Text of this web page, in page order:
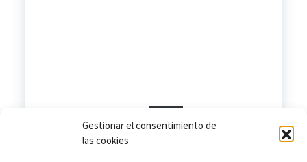
Gestionar el consentimiento de
las cookies
Descarga